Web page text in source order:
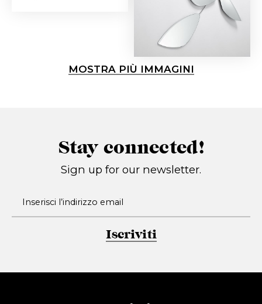
MOSTRA PIÙ IMMAGINI
Stay connected!
Sign up for our newsletter.
Iscriviti